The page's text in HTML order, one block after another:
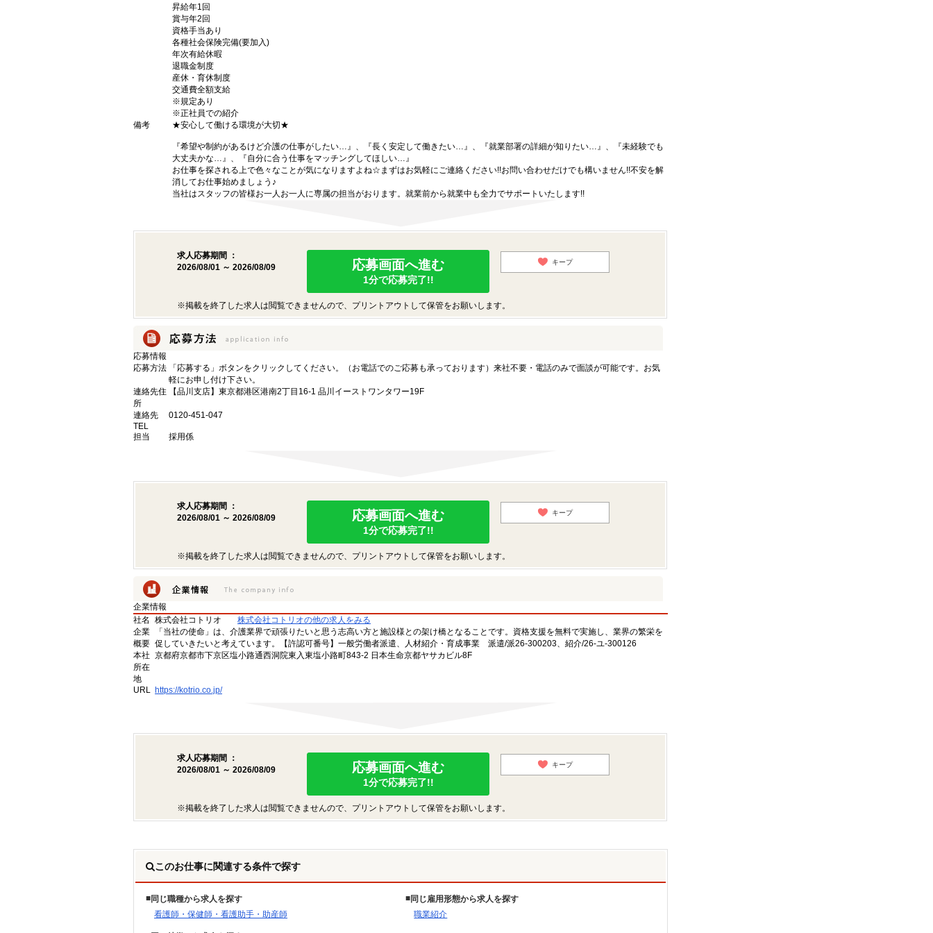
昇給年1回
賞与年2回
資格手当あり
各種社会保険完備(要加入)
年次有給休暇
退職金制度
産休・育休制度
交通費全額支給
※規定あり
※正社員での紹介
備考
★安心して働ける環境が大切★
『希望や制約があるけど介護の仕事がしたい…』、『長く安定して働きたい…』、『就業部署の詳細が知りたい…』、『未経験でも
大丈夫かな…』、『自分に合う仕事をマッチングしてほしい…』
お仕事を探される上で色々なことが気になりますよね☆まずはお気軽にご連絡ください!!お問い合わせだけでも構いません!!不安を解
消してお仕事始めましょう♪
当社はスタッフの皆様お一人お一人に専属の担当がおります。就業前から就業中も全力でサポートいたします!!
求人応募期間 ：
2026/08/01 ～ 2026/08/09
応募画面へ進む
1分で応募完了!!
キープ
※掲載を終了した求人は閲覧できませんので、プリントアウトして保管をお願いします。
応募情報
応募方法
「応募する」ボタンをクリックしてください。（お電話でのご応募も承っております）来社不要・電話のみで面談が可能です。お気
軽にお申し付け下さい。
連絡先住
所
【品川支店】東京都港区港南2丁目16-1 品川イーストワンタワー19F
連絡先
TEL
0120-451-047
担当 採用係
求人応募期間 ：
2026/08/01 ～ 2026/08/09
応募画面へ進む
1分で応募完了!!
キープ
※掲載を終了した求人は閲覧できませんので、プリントアウトして保管をお願いします。
企業情報
社名
株式会社コトリオ
株式会社コトリオの他の求人をみる
企業
概要
「当社の使命」は、介護業界で頑張りたいと思う志高い方と施設様との架け橋となることです。資格支援を無料で実施し、業界の繁栄を
促していきたいと考えています。【許認可番号】一般労働者派遣、人材紹介・育成事業 派遣/派26-300203、紹介/26-ユ-300126
本社
所在
地
京都府京都市下京区塩小路通西洞院東入東塩小路町843-2 日本生命京都ヤサカビル8F
URL https://kotrio.co.jp/
求人応募期間 ：
2026/08/01 ～ 2026/08/09
応募画面へ進む
1分で応募完了!!
キープ
※掲載を終了した求人は閲覧できませんので、プリントアウトして保管をお願いします。
このお仕事に関連する条件で探す
同じ職種から求人を探す
看護師・保健師・看護助手・助産師
同じ雇用形態から求人を探す
職業紹介